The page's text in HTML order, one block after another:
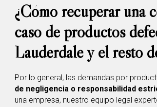
¿Cómo recuperar una
caso de productos
Lauderdale y el resto
Por lo general, las demandas por
de negligencia o responsabilidad
una empresa, nuestro equipo legal